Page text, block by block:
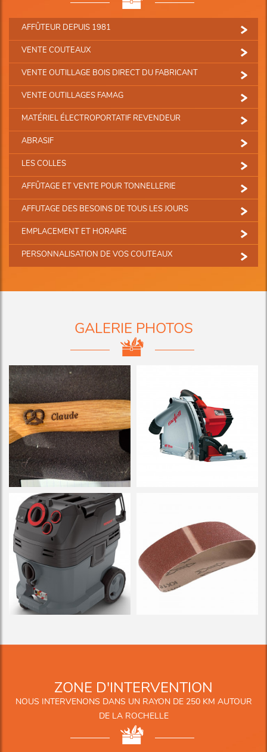
AFFÛTEUR DEPUIS 1981
VENTE COUTEAUX
VENTE OUTILLAGE BOIS DIRECT DU FABRICANT
VENTE OUTILLAGES FAMAG
MATÉRIEL ÉLECTROPORTATIF REVENDEUR
ABRASIF
LES COLLES
AFFÛTAGE ET VENTE POUR TONNELLERIE
AFFUTAGE DES BESOINS DE TOUS LES JOURS
EMPLACEMENT ET HORAIRE
PERSONNALISATION DE VOS COUTEAUX
GALERIE PHOTOS
ZONE D'INTERVENTION
NOUS INTERVENONS DANS UN RAYON DE 250 KM AUTOUR
DE LA ROCHELLE